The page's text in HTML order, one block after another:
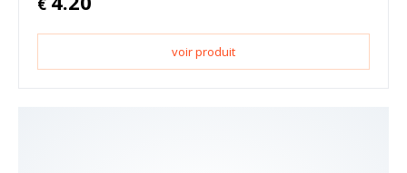
voir produit